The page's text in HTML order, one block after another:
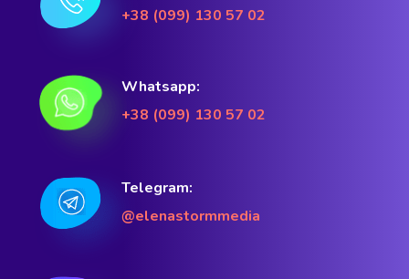
+38 (099) 130 57 02
Whatsapp:
+38 (099) 130 57 02
Telegram:
@elenastormmedia